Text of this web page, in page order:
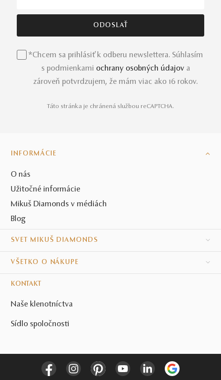
*Chcem sa prihlásiť k odberu newslettera. Súhlasím
s podmienkami ochrany osobných údajov a
zároveň potvrdzujem, že mám viac ako 16 rokov.
Táto stránka je chránená službou reCAPTCHA.
INFORMÁCIE
O nás
Užitočné informácie
Mikuš Diamonds v médiách
Blog
SVET MIKUŠ DIAMONDS
VŠETKO O NÁKUPE
KONTAKT
Naše klenotníctva
Sídlo spoločnosti